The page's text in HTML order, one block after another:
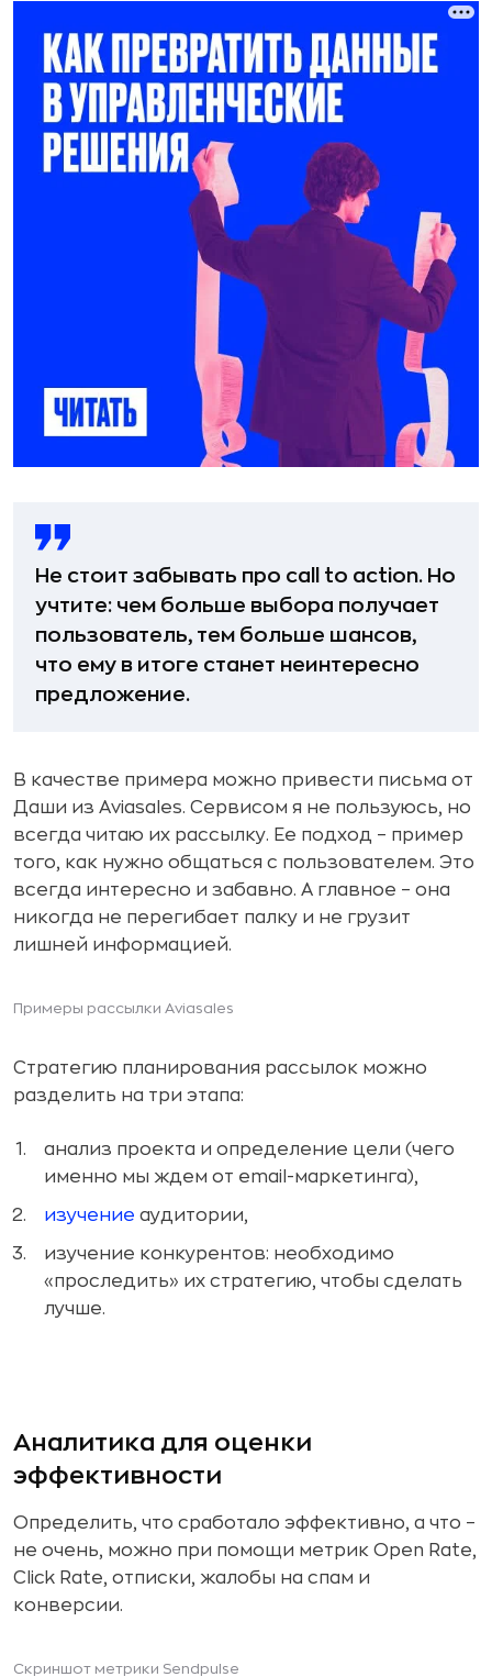
Не стоит забывать про сall to action. Но
учтите: чем больше выбора получает
пользователь, тем больше шансов,
что ему в итоге станет неинтересно
предложение.
В качестве примера можно привести письма от
Даши из Aviasales. Сервисом я не пользуюсь, но
всегда читаю их рассылку. Ее подход – пример
того, как нужно общаться с пользователем. Это
всегда интересно и забавно. А главное – она
никогда не перегибает палку и не грузит
лишней информацией.
Примеры рассылки Aviasales
Стратегию планирования рассылок можно
разделить на три этапа:
анализ проекта и определение цели (чего
именно мы ждем от email-маркетинга),
изучение аудитории,
изучение конкурентов: необходимо
«проследить» их стратегию, чтобы сделать
лучше.
Аналитика для оценки
эффективности
Определить, что сработало эффективно, а что –
не очень, можно при помощи метрик Open Rate,
Click Rate, отписки, жалобы на спам и
конверсии.
Скриншот метрики Sendpulse